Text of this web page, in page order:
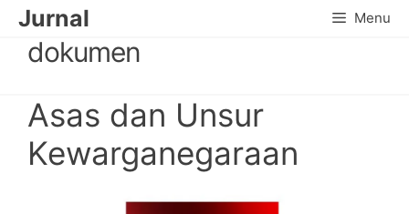
Skip
content
Jurnal Menu
dokumen
Asas dan Unsur
Kewarganegaraan